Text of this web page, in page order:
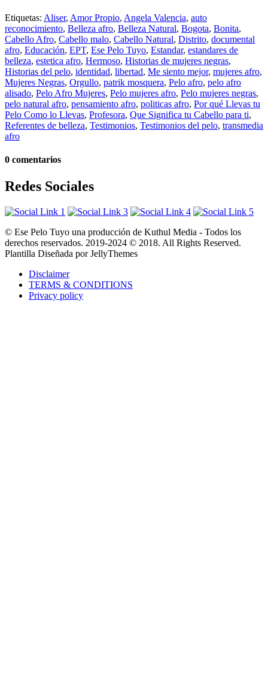
Etiquetas: Aliser, Amor Propio, Angela Valencia, auto
reconocimiento, Belleza afro, Belleza Natural, Bogota, Bonita,
Cabello Afro, Cabello malo, Cabello Natural, Distrito, documental
afro, Educación, EPT, Ese Pelo Tuyo, Estandar, estandares de
belleza, estetica afro, Hermoso, Historias de mujeres negras,
Historias del pelo, identidad, libertad, Me siento mejor, mujeres afro,
Mujeres Negras, Orgullo, patrik mosquera, Pelo afro, pelo afro
alisado, Pelo Afro Mujeres, Pelo mujeres afro, Pelo mujeres negras,
pelo natural afro, pensamiento afro, politicas afro, Por qué Llevas tu
Pelo Como lo Llevas, Profesora, Que Significa tu Cabello para ti,
Referentes de belleza, Testimonios, Testimonios del pelo, transmedia
afro
0 comentarios
Redes Sociales
© Ese Pelo Tuyo una producción de Kuthul Media - Todos los
derechos reservados. 2019-2024 © 2018. All Rights Reserved.
Plantilla Diseñada por JellyThemes
Disclaimer
TERMS & CONDITIONS
Privacy policy